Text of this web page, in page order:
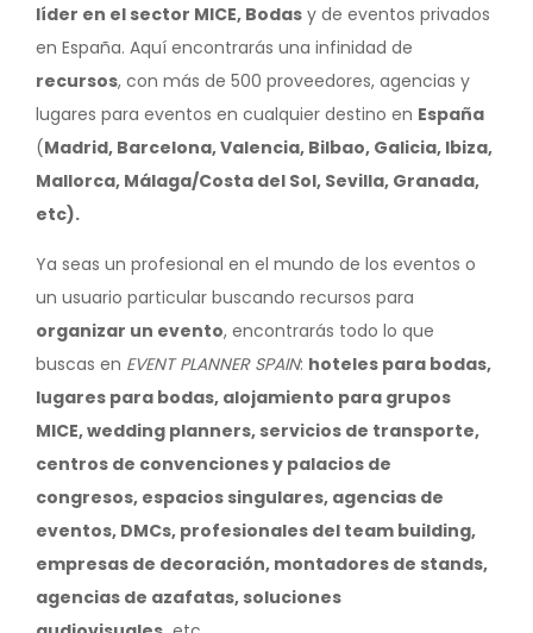
líder en el sector MICE, Bodas y de eventos privados
en España. Aquí encontrarás una infinidad de
recursos, con más de 500 proveedores, agencias y
lugares para eventos en cualquier destino en España
(Madrid, Barcelona, Valencia, Bilbao, Galicia, Ibiza,
Mallorca, Málaga/Costa del Sol, Sevilla, Granada,
etc).
Ya seas un profesional en el mundo de los eventos o
un usuario particular buscando recursos para
organizar un evento, encontrarás todo lo que
buscas en EVENT PLANNER SPAIN: hoteles para bodas,
lugares para bodas, alojamiento para grupos
MICE, wedding planners, servicios de transporte,
centros de convenciones y palacios de
congresos, espacios singulares, agencias de
eventos, DMCs, profesionales del team building,
empresas de decoración, montadores de stands,
agencias de azafatas, soluciones